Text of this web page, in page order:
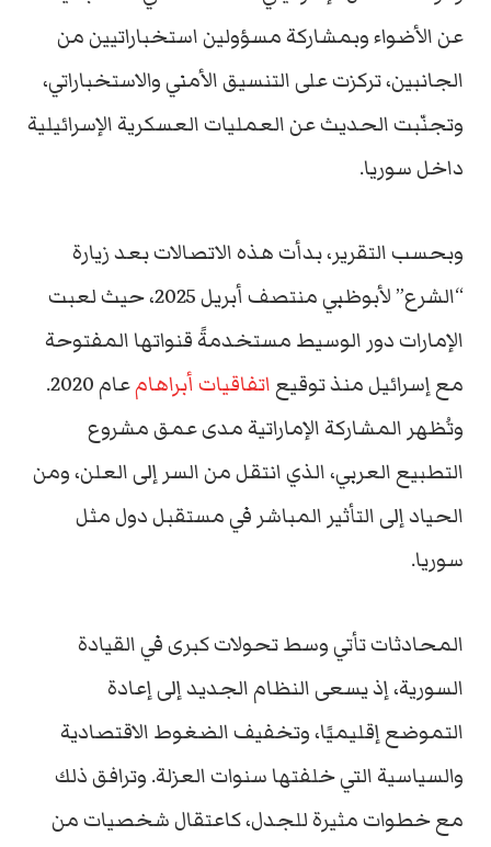
عن الأضواء وبمشاركة مسؤولين استخباراتيين من
الجانبين، تركزت على التنسيق الأمني والاستخباراتي،
وتجنّبت الحديث عن العمليات العسكرية الإسرائيلية
داخل سوريا.
وبحسب التقرير، بدأت هذه الاتصالات بعد زيارة
“الشرع” لأبوظبي منتصف أبريل 2025، حيث لعبت
الإمارات دور الوسيط مستخدمةً قنواتها المفتوحة
مع إسرائيل منذ توقيع اتفاقيات أبراهام
عام 2020.
وتُظهر المشاركة الإماراتية مدى عمق مشروع
التطبيع العربي، الذي انتقل من السر إلى العلن، ومن
الحياد إلى التأثير المباشر في مستقبل دول مثل
سوريا.
المحادثات تأتي وسط تحولات كبرى في القيادة
السورية، إذ يسعى النظام الجديد إلى إعادة
التموضع إقليميًا، وتخفيف الضغوط الاقتصادية
والسياسية التي خلفتها سنوات العزلة. وترافق ذلك
مع خطوات مثيرة للجدل، كاعتقال شخصيات من